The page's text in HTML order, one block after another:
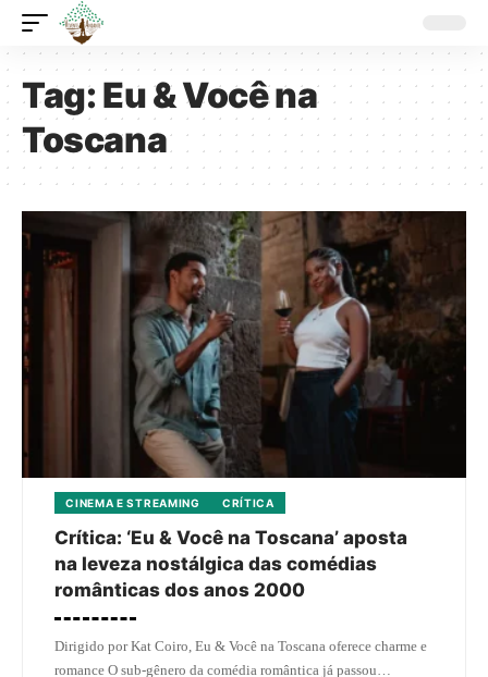
Tag:Eu & Você na
Toscana
CINEMA E STREAMING CRÍTICA
Crítica: ‘Eu & Você na Toscana’ aposta
na leveza nostálgica das comédias
românticas dos anos 2000
Dirigido por Kat Coiro, Eu & Você na Toscana oferece charme e
romance O sub-gênero da comédia romântica já passou…